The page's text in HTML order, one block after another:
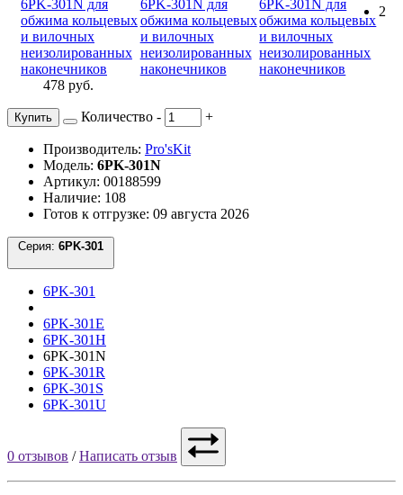
2
478 руб.
Купить Количество - +
Производитель: Pro'sKit
Модель: 6PK-301N
Артикул: 00188599
Наличие: 108
Готов к отгрузке: 09 августа 2026
Серия:
6PK-301
6PK-301E
6PK-301H
6PK-301N
6PK-301R
6PK-301S
6PK-301U
0 отзывов /Написать отзыв